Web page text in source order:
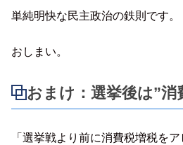
単純明快な民主政治の鉄則です。
おしまい。
おまけ：選挙後は”消
「選挙戦より前に消費税増税を